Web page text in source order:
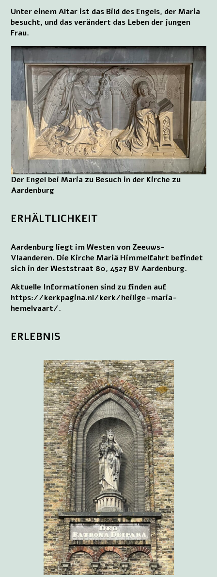
Unter einem Altar ist das Bild des Engels, der Maria
besucht, und das verändert das Leben der jungen
Frau.
Der Engel bei Maria zu Besuch in der Kirche zu
Aardenburg
ERHÄLTLICHKEIT
Aardenburg liegt im Westen von Zeeuws-
Vlaanderen. Die Kirche Mariä Himmelfahrt befindet
sich in der Weststraat 80, 4527 BV Aardenburg.
Aktuelle Informationen sind zu finden auf
https://kerkpagina.nl/kerk/heilige-maria-
hemelvaart/.
ERLEBNIS